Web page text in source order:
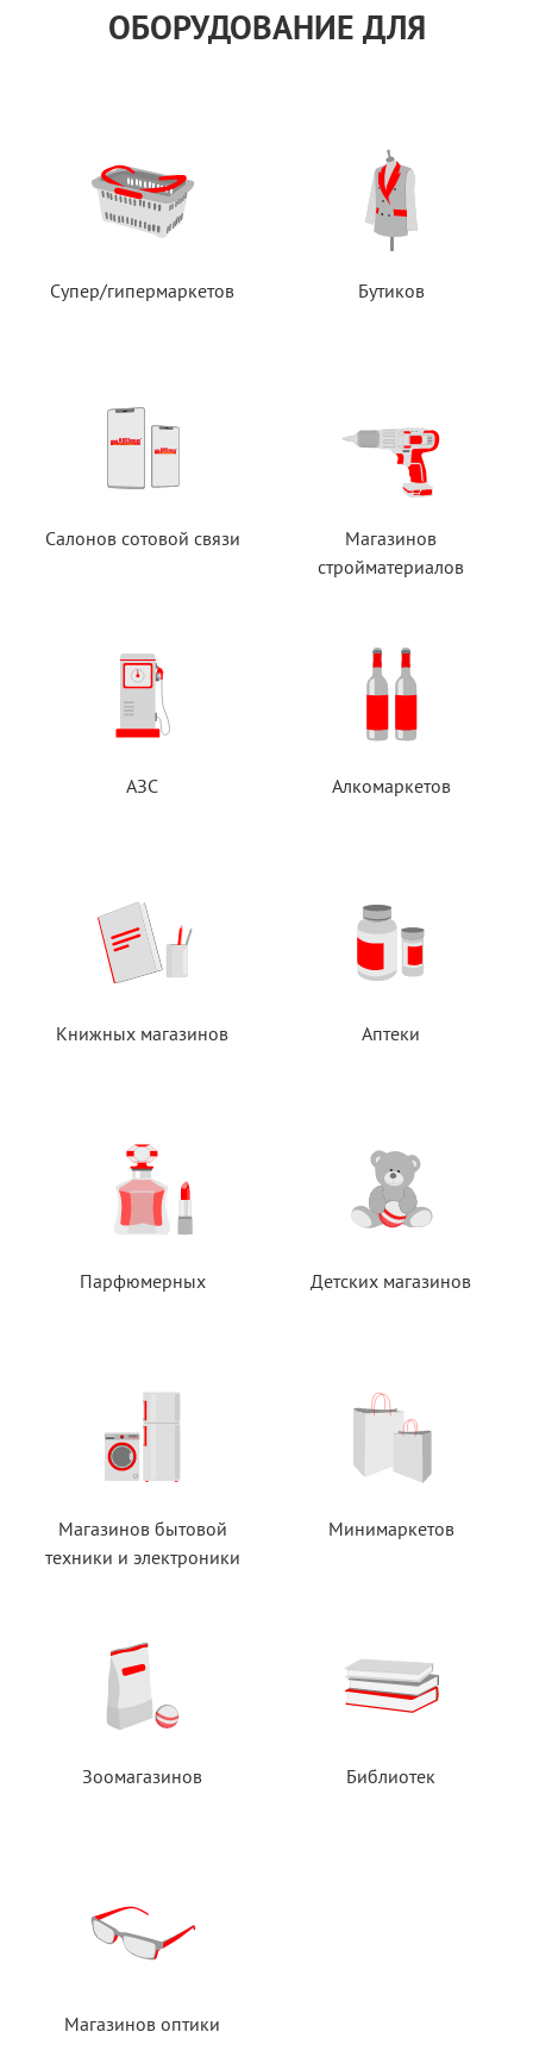
ОБОРУДОВАНИЕ ДЛЯ
Супер/гипермаркетов Бутиков
Салонов сотовой связи
Магазинов
стройматериалов
АЗС Алкомаркетов
Книжных магазинов Аптеки
Парфюмерных Детских магазинов
Магазинов бытовой
техники и электроники
Минимаркетов
Зоомагазинов Библиотек
Магазинов оптики